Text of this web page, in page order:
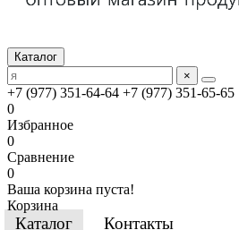
Каталог
×
+7 (977) 351-64-64 +7 (977) 351-65-65
0
Избранное
0
Сравнение
0
Ваша корзина пуста!
Корзина
Каталог Контакты